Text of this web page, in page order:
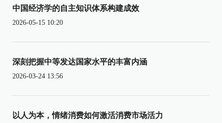
中国经济学的自主知识体系构建成效
2026-05-15 10:20
深刻把握中等发达国家水平的丰富内涵
2026-03-24 13:56
以人为本，情绪消费如何激活消费市场活力